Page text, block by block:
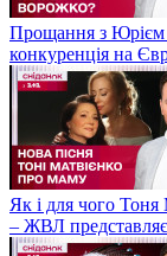
Прощання з
конкуренція на
Як і для чого Тоня
– ЖВЛ представляє